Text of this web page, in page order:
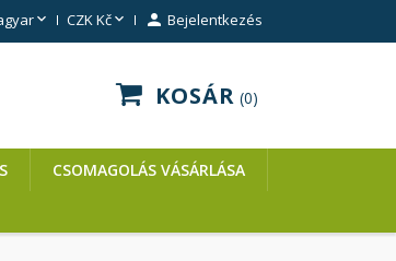
 CZK Kč  Bejelentkezés
KOSÁR 0
CSOMAGOLÁS VÁSÁRLÁSA